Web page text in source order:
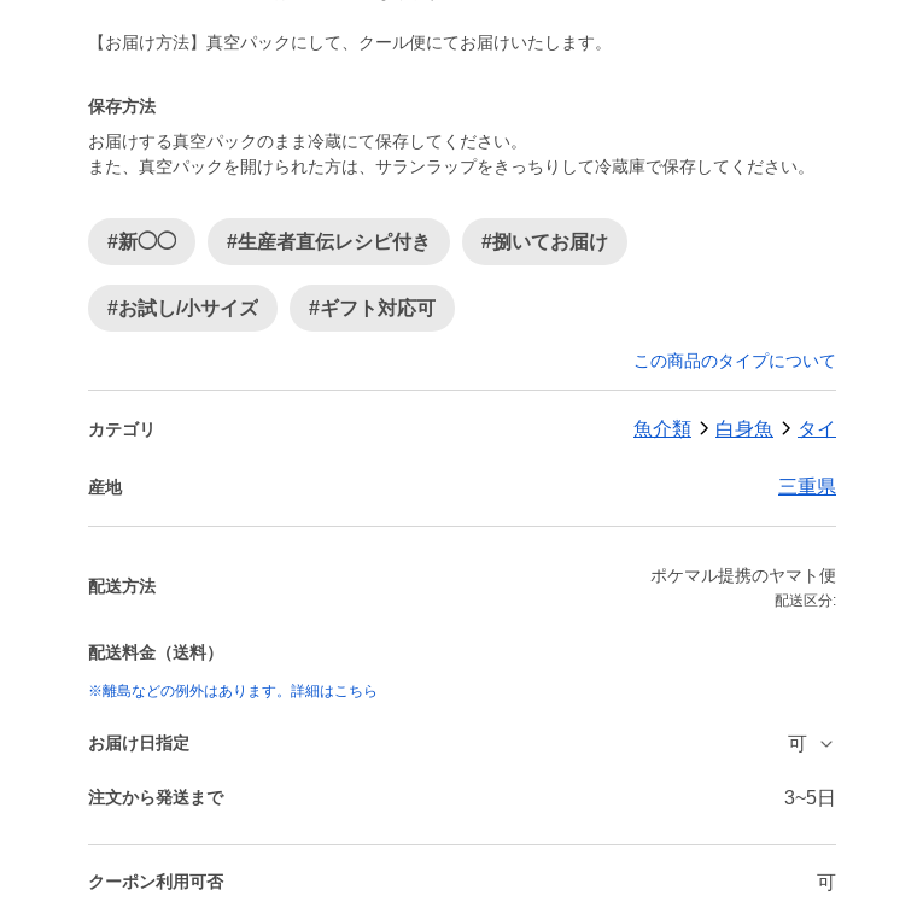
保存方法
お届けする真空パックのまま冷蔵にて保存してください。
また、真空パックを開けられた方は、サランラップをきっちりして冷蔵庫で保存してください。
#新◯◯ #生産者直伝レシピ付き #捌いてお届け
#お試し/小サイズ #ギフト対応可
この商品のタイプについて
カテゴリ 魚介類 白身魚 タイ
産地 三重県
配送方法
ポケマル提携のヤマト便
配送区分:
配送料金（送料）
※離島などの例外はあります。詳細はこちら
お届け日指定 可
注文から発送まで 3~5日
クーポン利用可否 可